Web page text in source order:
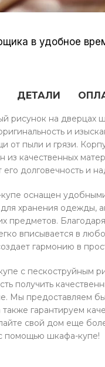
в удобное
ДЕТАЛИ
рисунок на дверцах
и
от пыли и грязи.
из качественных
его долговечность и
оснащен
хранения одежды,
предметов.
вписывается в
гармонию в
с пескоструйным
получить
Мы предоставляем
также гарантируем
свой дом еще
помощью шкафа-купе!